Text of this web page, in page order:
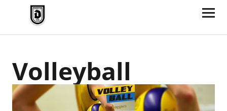
TV Jahn Duderstadt
Volleyball